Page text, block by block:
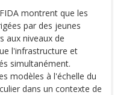
montrent que les
par des jeunes
aux niveaux de
l'infrastructure et
simultanément.
modèles à l'échelle du
dans un contexte de